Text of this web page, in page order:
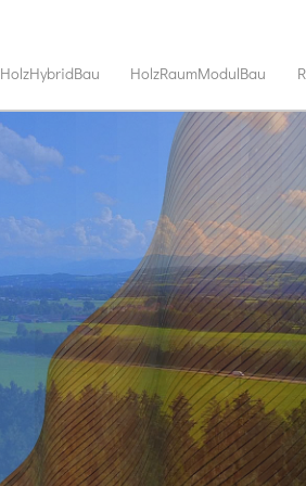
HolzHybridBau HolzRaumModulBau